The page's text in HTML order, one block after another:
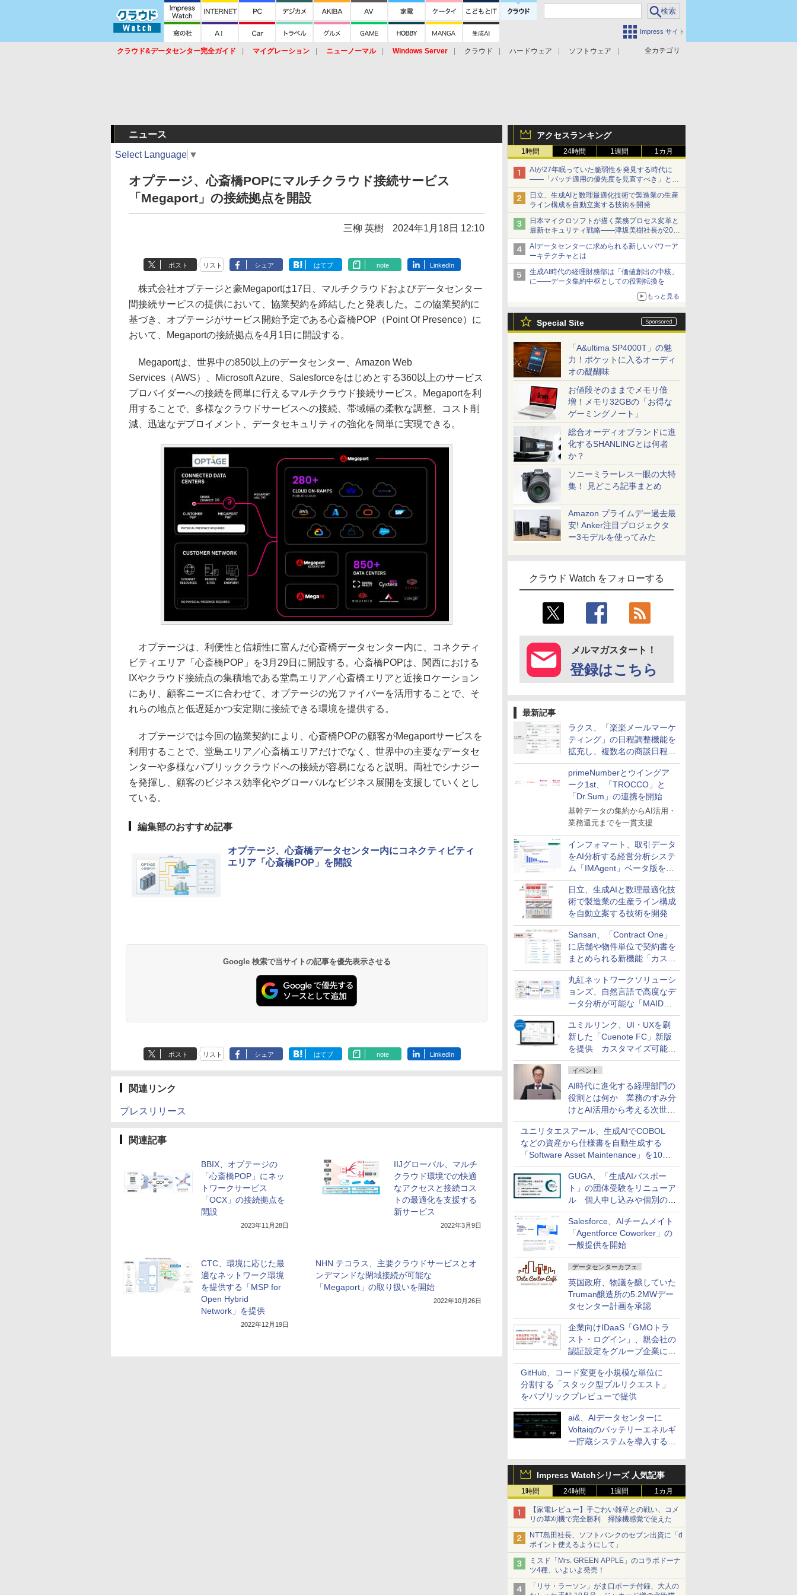
Impress サイト
全カテゴリ
クラウド&データセンター完全ガイド マイグレーション ニューノーマル Windows Server クラウド ハードウェア
ソフトウェア
アクセスランキング
1時間 24時間 1週間 1カ月
AIが27年眠っていた脆弱性を発見する時代に
――「パッチ適用の優先度を見直すべき」とセ
キュリティ専門家
日立、生成AIと数理最適化技術で製造業の生産
ライン構成を自動立案する技術を開発
日本マイクロソフトが描く業務プロセス変革と
最新セキュリティ戦略――津坂美樹社長が2027
年度戦略を説明
AIデータセンターに求められる新しいパワーア
ーキテクチャとは
生成AI時代の経理財務部は「価値創出の中核」
に――データ集約中枢としての役割転換を
もっと見る
Special Site
「A&ultima SP4000T」の魅
力！ポケットに入るオーディ
オの醍醐味
お値段そのままでメモリ倍
増！メモリ32GBの「お得な
ゲーミングノート」
総合オーディオブランドに進
化するSHANLINGとは何者
か？
ソニーミラーレス一眼の大特
集！ 見どころ記事まとめ
Amazon プライムデー過去最
安! Anker注目プロジェクタ
ー3モデルを使ってみた
クラウド Watch をフォローする
メルマガスタート！
登録はこちら
最新記事
ラクス、「楽楽メールマーケ
ティング」の日程調整機能を
拡充し、複数名の商談日程調
整を効率化
primeNumberとウイングア
ーク1st、「TROCCO」と
「Dr.Sum」の連携を開始
基幹データの集約からAI活用・
業務還元までを一貫支援
インフォマート、取引データ
をAI分析する経営分析システ
ム「IMAgent」ベータ版を提
供
日立、生成AIと数理最適化技
術で製造業の生産ライン構成
を自動立案する技術を開発
Sansan、「Contract One」
に店舗や物件単位で契約書を
まとめられる新機能「カスタ
ム契約ツリー」を追加
丸紅ネットワークソリューシ
ョンズ、自然言語で高度なデ
ータ分析が可能な「MAIDOA
AI ASSIST」を9月より提供
ユミルリンク、UI・UXを刷
新した「Cuenote FC」新版
を提供 カスタマイズ可能な
ダッシュボード画面を搭載
イベント
AI時代に進化する経理部門の
役割とは何か 業務のすみ分
けとAI活用から考える次世代
ファイナンス戦略
ユニリタエスアール、生成AIでCOBOL
などの資産から仕様書を自動生成する
「Software Asset Maintenance」を10月
に発売
GUGA、「生成AIパスポー
ト」の団体受験をリニューア
ル 個人申し込みや個別の支
払いなどに対応
Salesforce、AIチームメイト
「Agentforce Coworker」の
一般提供を開始
データセンターカフェ
英国政府、物議を醸していた
Truman醸造所の5.2MWデー
タセンター計画を承認
企業向けIDaaS「GMOトラ
スト・ログイン」、親会社の
認証設定をグループ企業に展
開できる新機能を提供
GitHub、コード変更を小規模な単位に
分割する「スタック型プルリクエスト」
をパブリックプレビューで提供
ai&、AIデータセンターに
Voltaiqのバッテリーエネルギ
ー貯蔵システムを導入する計
Impress Watchシリーズ 人気記事
1時間 24時間 1週間 1カ月
【家電レビュー】手ごわい雑草との戦い、コメ
リの草刈機で完全勝利 掃除機感覚で使えた
NTT島田社長、ソフトバンクのセブン出資に「d
ポイント使えるようにして」
ミスド「Mrs. GREEN APPLE」のコラボドーナ
ツ4種、いよいよ発売！
「リサ・ラーソン」がま口ポーチ付録、大人の
ニュース
Select Language ▼
オプテージ、心斎橋POPにマルチクラウド接続サービス
「Megaport」の接続拠点を開設
三柳 英樹 2024年1月18日 12:10
ポスト リスト シェア はてブ note LinkedIn
株式会社オプテージと豪Megaportは17日、マルチクラウドおよびデータセンター
間接続サービスの提供において、協業契約を締結したと発表した。この協業契約に
基づき、オプテージがサービス開始予定である心斎橋POP（Point Of Presence）に
おいて、Megaportの接続拠点を4月1日に開設する。
Megaportは、世界中の850以上のデータセンター、Amazon Web
Services（AWS）、Microsoft Azure、Salesforceをはじめとする360以上のサービス
プロバイダーへの接続を簡単に行えるマルチクラウド接続サービス。Megaportを利
用することで、多様なクラウドサービスへの接続、帯域幅の柔軟な調整、コスト削
減、迅速なデプロイメント、データセキュリティの強化を簡単に実現できる。
オプテージは、利便性と信頼性に富んだ心斎橋データセンター内に、コネクティ
ビティエリア「心斎橋POP」を3月29日に開設する。心斎橋POPは、関西における
IXやクラウド接続点の集積地である堂島エリア／心斎橋エリアと近接ロケーション
にあり、顧客ニーズに合わせて、オプテージの光ファイバーを活用することで、そ
れらの地点と低遅延かつ安定期に接続できる環境を提供する。
オプテージでは今回の協業契約により、心斎橋POPの顧客がMegaportサービスを
利用することで、堂島エリア／心斎橋エリアだけでなく、世界中の主要なデータセ
ンターや多様なパブリッククラウドへの接続が容易になると説明。両社でシナジー
を発揮し、顧客のビジネス効率化やグローバルなビジネス展開を支援していくとし
ている。
編集部のおすすめ記事
オプテージ、心斎橋データセンター内にコネクティビティ
エリア「心斎橋POP」を開設
Google 検索で当サイトの記事を優先表示させる
ポスト リスト シェア はてブ note LinkedIn
関連リンク
プレスリリース
関連記事
BBIX、オプテージの
「心斎橋POP」にネッ
トワークサービス
「OCX」の接続拠点を
開設
2023年11月28日
IIJグローバル、マルチ
クラウド環境での快適
なアクセスと接続コス
トの最適化を支援する
新サービス
2022年3月9日
CTC、環境に応じた最
適なネットワーク環境
を提供する「MSP for
Open Hybrid
Network」を提供
2022年12月19日
NHN テコラス、主要クラウドサービスとオ
ンデマンドな閉域接続が可能な
「Megaport」の取り扱いを開始
2022年10月26日